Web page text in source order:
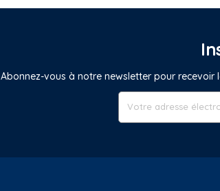
Abonnez-vous à notre newsletter pour